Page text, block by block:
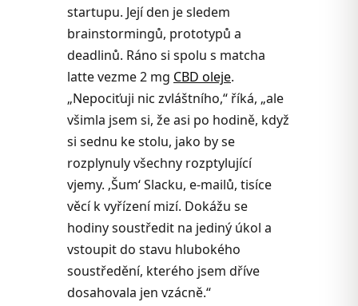
startupu. Její den je sledem
brainstormingů, prototypů a
deadlinů. Ráno si spolu s matcha
latte vezme 2 mg CBD oleje.
„Nepociťuji nic zvláštního,“ říká, „ale
všimla jsem si, že asi po hodině, když
si sednu ke stolu, jako by se
rozplynuly všechny rozptylující
vjemy. ‚Šum‘ Slacku, e-mailů, tisíce
věcí k vyřízení mizí. Dokážu se
hodiny soustředit na jediný úkol a
vstoupit do stavu hlubokého
soustředění, kterého jsem dříve
dosahovala jen vzácně.“